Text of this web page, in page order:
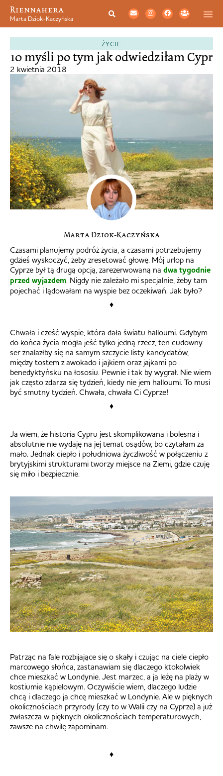
Riennahera
Marta Dziok-Kaczyńska
ŻYCIE
10 myśli po tym jak odwiedziłam Cypr
2 kwietnia 2018
Marta Dziok-Kaczyńska
Czasami planujemy podróż życia, a czasami potrzebujemy
gdzieś wyskoczyć, żeby zresetować głowę. Mój urlop na
Cyprze był tą drugą opcją, zarezerwowaną na dwa tygodnie
przed wyjazdem. Nigdy nie zależało mi specjalnie, żeby tam
pojechać i lądowałam na wyspie bez oczekiwań. Jak było?
♦
Chwała i cześć wyspie, która dała światu halloumi. Gdybym
do końca życia mogła jeść tylko jedną rzecz, ten cudowny
ser znalazłby się na samym szczycie listy kandydatów,
między tostem z awokado i jajkiem oraz jajkami po
benedyktyńsku na łososiu. Pewnie i tak by wygrał. Nie wiem
jak często zdarza się tydzień, kiedy nie jem halloumi. To musi
być smutny tydzień. Chwała, chwała Ci Cyprze!
♦
Ja wiem, że historia Cypru jest skomplikowana i bolesna i
absolutnie nie wydaję na jej temat osądów, bo czytałam za
mało. Jednak ciepło i południowa życzliwość w połączeniu z
brytyjskimi strukturami tworzy miejsce na Ziemi, gdzie czuję
się miło i bezpiecznie.
Patrząc na fale rozbijające się o skały i czując na ciele ciepło
marcowego słońca, zastanawiam się dlaczego ktokolwiek
chce mieszkać w Londynie. Jest marzec, a ja leżę na plaży w
kostiumie kąpielowym. Oczywiście wiem, dlaczego ludzie
chcą i dlaczego ja chcę mieszkać w Londynie. Ale w pięknych
okolicznościach przyrody (czy to w Walii czy na Cyprze) a już
zwłaszcza w pięknych okolicznościach temperaturowych,
zawsze na chwilę zapominam.
♦